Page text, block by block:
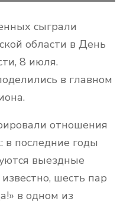
сыграли
области в День
8 июля.
в главном
отношения
последние годы
выездные
шесть пар
в одном из